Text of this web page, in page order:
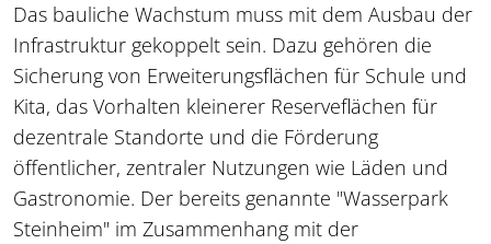
Das bauliche Wachstum muss mit dem Ausbau der
Infrastruktur gekoppelt sein. Dazu gehören die
Sicherung von Erweiterungsflächen für Schule und
Kita, das Vorhalten kleinerer Reserveflächen für
dezentrale Standorte und die Förderung
öffentlicher, zentraler Nutzungen wie Läden und
Gastronomie. Der bereits genannte "Wasserpark
Steinheim" im Zusammenhang mit der